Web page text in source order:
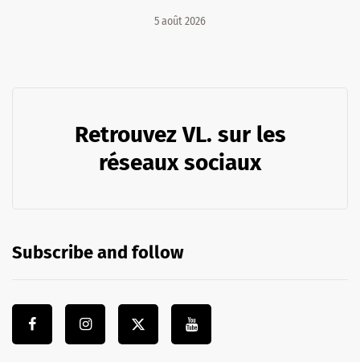
5 août 2026
Retrouvez VL. sur les
réseaux sociaux
Subscribe and follow